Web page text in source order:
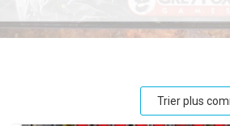
Trier plus